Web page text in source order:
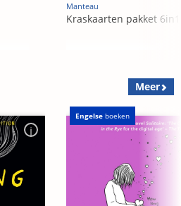
Manteau
Kraskaarten pakket 6in1
Meer
Engelse boeken